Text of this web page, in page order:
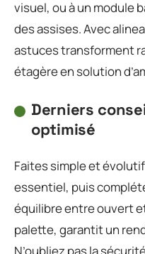
visuel, ou à un module
des assises. Avec
astuces transforment
étagère en solution
Derniers
optimisé
Faites simple et
essentiel, puis
équilibre entre ouvert
palette, garantit un
N’oubliez pas la